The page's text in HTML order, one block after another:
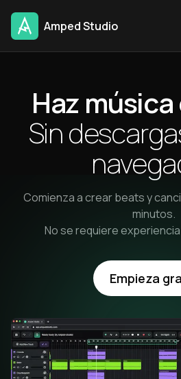
Amped Studio
Haz
Sin
Comienza a crear beats y
minutos.
No se requiere
Empieza